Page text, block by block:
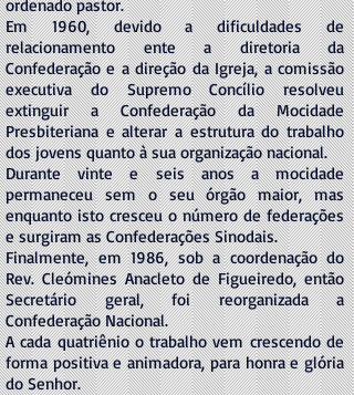
ordenado pastor.
Em 1960, devido a dificuldades de
relacionamento ente a diretoria da
Confederação e a direção da Igreja, a comissão
executiva do Supremo Concílio resolveu
extinguir a Confederação da Mocidade
Presbiteriana e alterar a estrutura do trabalho
dos jovens quanto à sua organização nacional.
Durante vinte e seis anos a mocidade
permaneceu sem o seu órgão maior, mas
enquanto isto cresceu o número de federações
e surgiram as Confederações Sinodais.
Finalmente, em 1986, sob a coordenação do
Rev. Cleómines Anacleto de Figueiredo, então
Secretário geral, foi reorganizada a
Confederação Nacional.
A cada quatriênio o trabalho vem crescendo de
forma positiva e animadora, para honra e glória
do Senhor.